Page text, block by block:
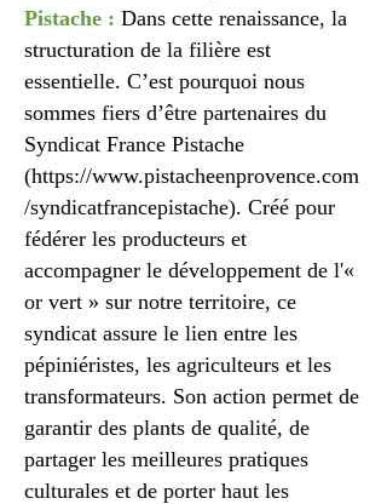
Pistache : Dans cette renaissance, la
structuration de la filière est
essentielle. C’est pourquoi nous
sommes fiers d’être partenaires du
Syndicat France Pistache
(https://www.pistacheenprovence.com
/syndicatfrancepistache). Créé pour
fédérer les producteurs et
accompagner le développement de l'«
or vert » sur notre territoire, ce
syndicat assure le lien entre les
pépiniéristes, les agriculteurs et les
transformateurs. Son action permet de
garantir des plants de qualité, de
partager les meilleures pratiques
culturales et de porter haut les